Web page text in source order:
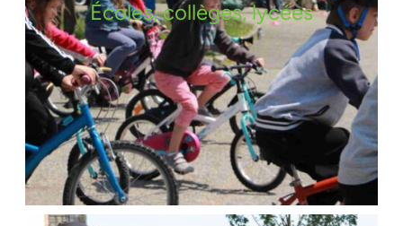
Écoles, collèges, lycées